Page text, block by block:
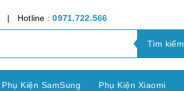
| Hotline :0971.722.566
Tìm kiếm
Phụ Kiện SamSung Phụ Kiện Xiaomi